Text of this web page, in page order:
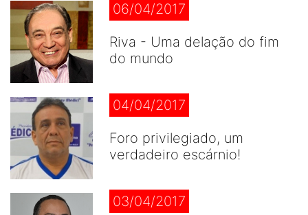
06/04/2017
Riva - Uma delação do fim
do mundo
04/04/2017
Foro privilegiado, um
verdadeiro escárnio!
03/04/2017